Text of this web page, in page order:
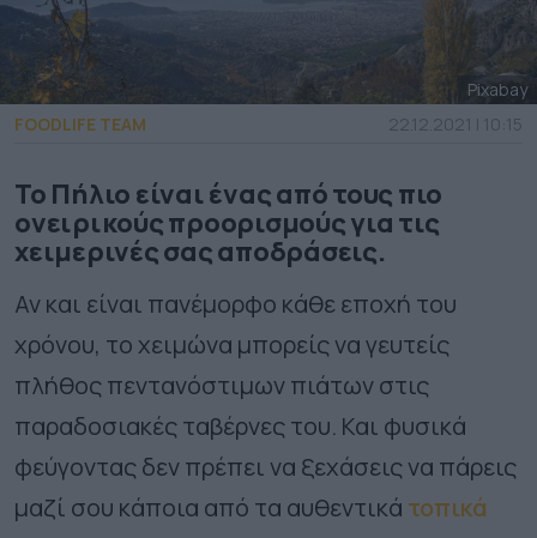
Pixabay
FOODLIFE TEAM
22.12.2021 | 10:15
Το Πήλιο είναι ένας από τους πιο
ονειρικούς προορισμούς για τις
χειμερινές σας αποδράσεις.
Αν και είναι πανέμορφο κάθε εποχή του
χρόνου, το χειμώνα μπορείς να γευτείς
πλήθος πεντανόστιμων πιάτων στις
παραδοσιακές ταβέρνες του. Και φυσικά
φεύγοντας δεν πρέπει να ξεχάσεις να πάρεις
μαζί σου κάποια από τα αυθεντικά τοπικά